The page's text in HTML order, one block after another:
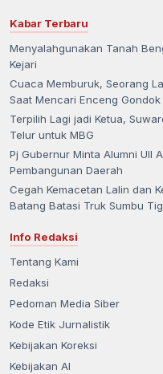
Kabar Terbaru
Menyalahgunakan Tanah
Kejari
Cuaca Memburuk, Seorang
Saat Mencari Enceng Gondok
Terpilih Lagi jadi Ketua,
Telur untuk MBG
Pj Gubernur Minta Alumni UII
Pembangunan Daerah
Cegah Kemacetan Lalin dan
Batang Batasi Truk Sumbu
Info Redaksi
Tentang Kami
Redaksi
Pedoman Media Siber
Kode Etik Jurnalistik
Kebijakan Koreksi
Kebijakan AI